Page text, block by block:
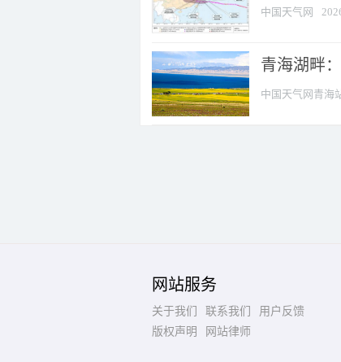
中国天气网
青海湖畔
中国天气网青海
网站服务
关于我们 联系我们
用户反馈
版权声明
网站律师